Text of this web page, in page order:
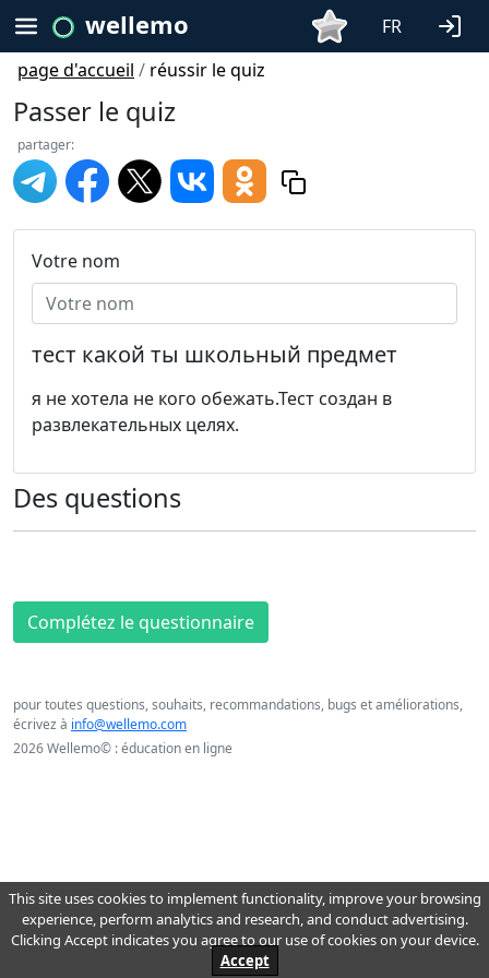
wellemo
FR
page d'accueil / réussir le quiz
Passer le quiz
partager:
Votre nom
тест какой ты школьный предмет
я не хотела не кого обежать.Тест создан в
развлекательных целях.
Des questions
Complétez le questionnaire
pour toutes questions, souhaits, recommandations, bugs et améliorations,
écrivez à info@wellemo.com
2026 Wellemo© : éducation en ligne
This site uses cookies to implement functionality, improve your browsing
experience, perform analytics and research, and conduct advertising.
Clicking Accept indicates you agree to our use of cookies on your device.
Accept